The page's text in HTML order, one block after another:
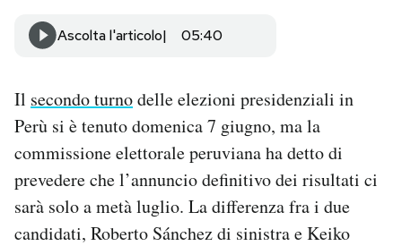
Newsletter
Notifiche mobile
Regala il Post
Hai bisogno di aiuto?
Esci
Ascolta l'articolo 05:40
Il secondo turnodelle elezioni presidenziali in
Perù si è tenuto domenica 7 giugno, ma la
commissione elettorale peruviana ha detto di
prevedere che l’annuncio definitivo dei risultati ci
sarà solo a metà luglio. La differenza fra i due
candidati, Roberto Sánchez di sinistra e Keiko